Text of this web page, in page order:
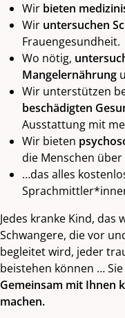
Wir bieten
Wir untersuchen
Frauengesundheit.
Wo nötig,
Mangelernährung
Wir unterstützen
beschädigten
Ausstattung mit
Wir bieten
die Menschen über
…das alles
Jedes kranke Kind,
Schwangere, die vor
begleitet wird, jeder
beistehen können …
Gemeinsam mit Ihnen
machen.